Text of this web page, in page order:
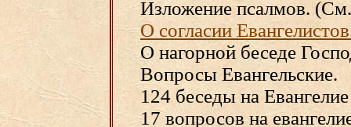
Изложение псалмов.
О согласии
О нагорной беседе
Вопросы Евангельские.
124 беседы на
17 вопросов на